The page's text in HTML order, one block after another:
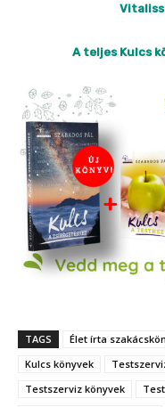
A teljes Kulcs
TAGS Élet írta
Kulcs könyvek
Testszerviz könyvek